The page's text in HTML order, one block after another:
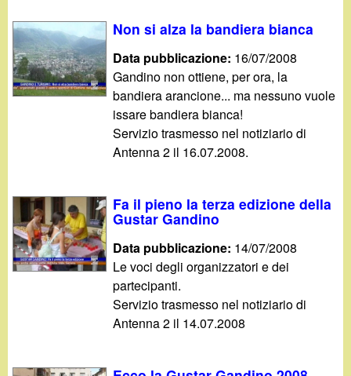
Non si alza la bandiera bianca
Data pubblicazione: 16/07/2008
Gandino non ottiene, per ora, la
bandiera arancione... ma nessuno vuole
issare bandiera bianca!
Servizio trasmesso nel notiziario di
Antenna 2 il 16.07.2008.
Fa il pieno la terza edizione della
Gustar Gandino
Data pubblicazione: 14/07/2008
Le voci degli organizzatori e dei
partecipanti.
Servizio trasmesso nel notiziario di
Antenna 2 il 14.07.2008